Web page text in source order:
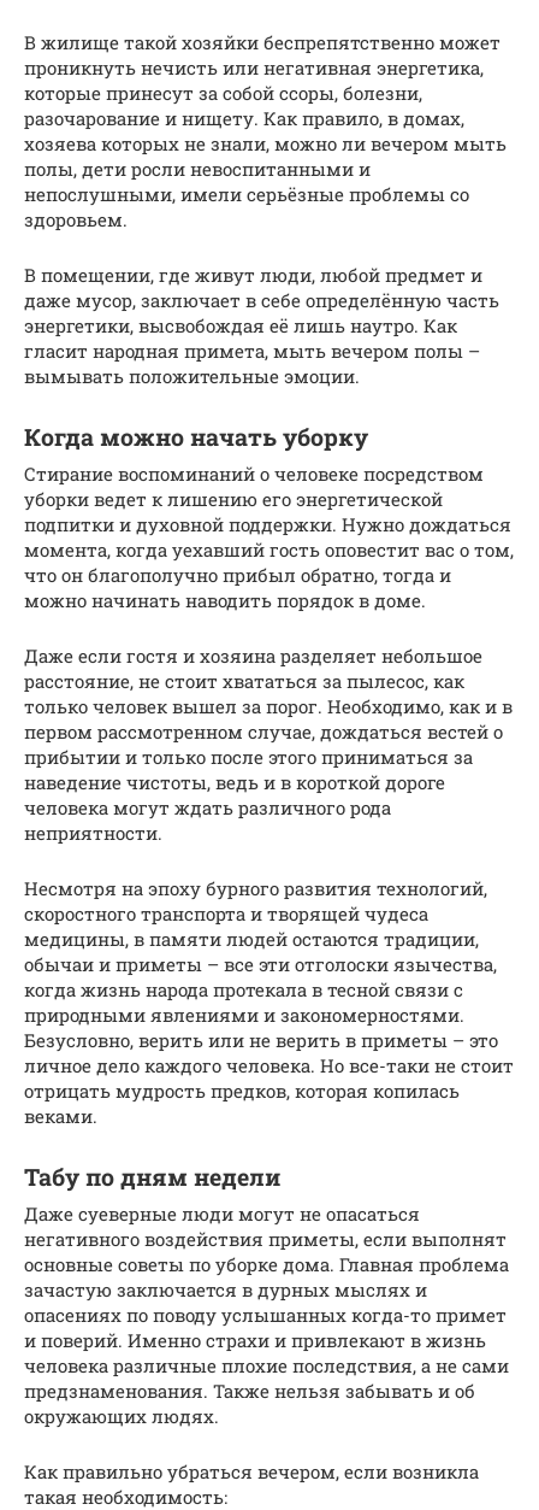
В жилище такой хозяйки беспрепятственно может
проникнуть нечисть или негативная энергетика,
которые принесут за собой ссоры, болезни,
разочарование и нищету. Как правило, в домах,
хозяева которых не знали, можно ли вечером мыть
полы, дети росли невоспитанными и
непослушными, имели серьёзные проблемы со
здоровьем.
В помещении, где живут люди, любой предмет и
даже мусор, заключает в себе определённую часть
энергетики, высвобождая её лишь наутро. Как
гласит народная примета, мыть вечером полы –
вымывать положительные эмоции.
Когда можно начать уборку
Стирание воспоминаний о человеке посредством
уборки ведет к лишению его энергетической
подпитки и духовной поддержки. Нужно дождаться
момента, когда уехавший гость оповестит вас о том,
что он благополучно прибыл обратно, тогда и
можно начинать наводить порядок в доме.
Даже если гостя и хозяина разделяет небольшое
расстояние, не стоит хвататься за пылесос, как
только человек вышел за порог. Необходимо, как и в
первом рассмотренном случае, дождаться вестей о
прибытии и только после этого приниматься за
наведение чистоты, ведь и в короткой дороге
человека могут ждать различного рода
неприятности.
Несмотря на эпоху бурного развития технологий,
скоростного транспорта и творящей чудеса
медицины, в памяти людей остаются традиции,
обычаи и приметы – все эти отголоски язычества,
когда жизнь народа протекала в тесной связи с
природными явлениями и закономерностями.
Безусловно, верить или не верить в приметы – это
личное дело каждого человека. Но все-таки не стоит
отрицать мудрость предков, которая копилась
веками.
Табу по дням недели
Даже суеверные люди могут не опасаться
негативного воздействия приметы, если выполнят
основные советы по уборке дома. Главная проблема
зачастую заключается в дурных мыслях и
опасениях по поводу услышанных когда-то примет
и поверий. Именно страхи и привлекают в жизнь
человека различные плохие последствия, а не сами
предзнаменования. Также нельзя забывать и об
окружающих людях.
Как правильно убраться вечером, если возникла
такая необходимость: